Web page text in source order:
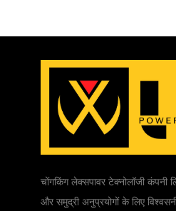
चोंगकिंग लेक्सपावर टेक्नोलॉजी कंपनी
और समुद्री अनुप्रयोगों के लिए